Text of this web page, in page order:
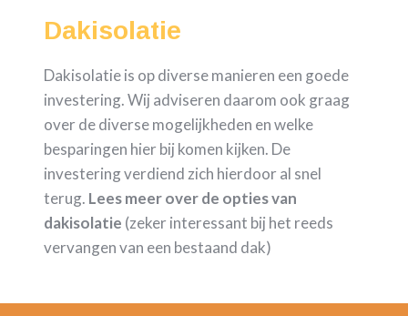
Dakisolatie
Dakisolatie is op diverse manieren een goede
investering. Wij adviseren daarom ook graag
over de diverse mogelijkheden en welke
besparingen hier bij komen kijken. De
investering verdiend zich hierdoor al snel
terug. Lees meer over de opties van
dakisolatie (zeker interessant bij het reeds
vervangen van een bestaand dak)